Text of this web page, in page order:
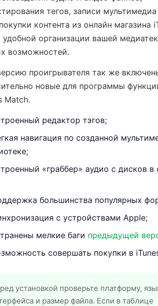
тегов, записи
контента из онлайн магазина
удобной организации вашей
возможностей.
проигрывателя так же
новые для программы
Match.
редактор тэгов;
навигация по созданной
«граббер» аудио с дисков в
большинства популярных
с устройствами Apple;
мелкие баги предыдущей
совершать покупки в
установкой проверьте платформу,
и размер файла. Если в таблице